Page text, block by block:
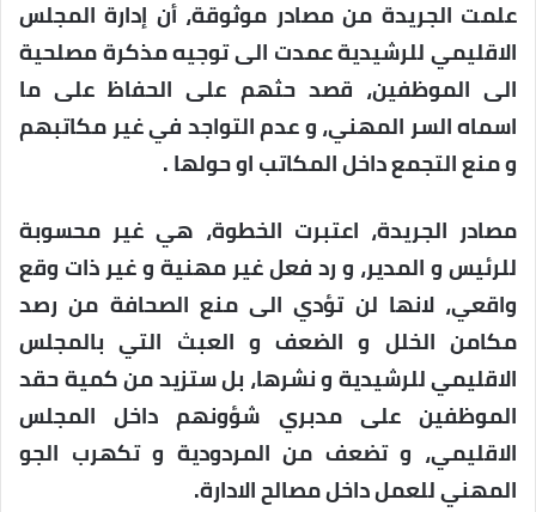
علمت الجريدة من مصادر موثوقة، أن إدارة المجلس
الاقليمي للرشيدية عمدت الى توجيه مذكرة مصلحية
الى الموظفين، قصد حثهم على الحفاظ على ما
اسماه السر المهني، و عدم التواجد في غير مكاتبهم
و منع التجمع داخل المكاتب او حولها .
مصادر الجريدة، اعتبرت الخطوة، هي غير محسوبة
للرئيس و المدير، و رد فعل غير مهنية و غير ذات وقع
واقعي، لانها لن تؤدي الى منع الصحافة من رصد
مكامن الخلل و الضعف و العبث التي بالمجلس
الاقليمي للرشيدية و نشرها، بل ستزيد من كمية حقد
الموظفين على مدبري شؤونهم داخل المجلس
الاقليمي، و تضعف من المردودية و تكهرب الجو
المهني للعمل داخل مصالح الادارة.